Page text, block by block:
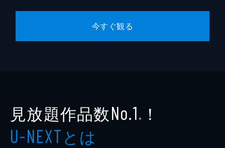
今すぐ観る
見放題作品数No.1 ※ ！
U-NEXTとは